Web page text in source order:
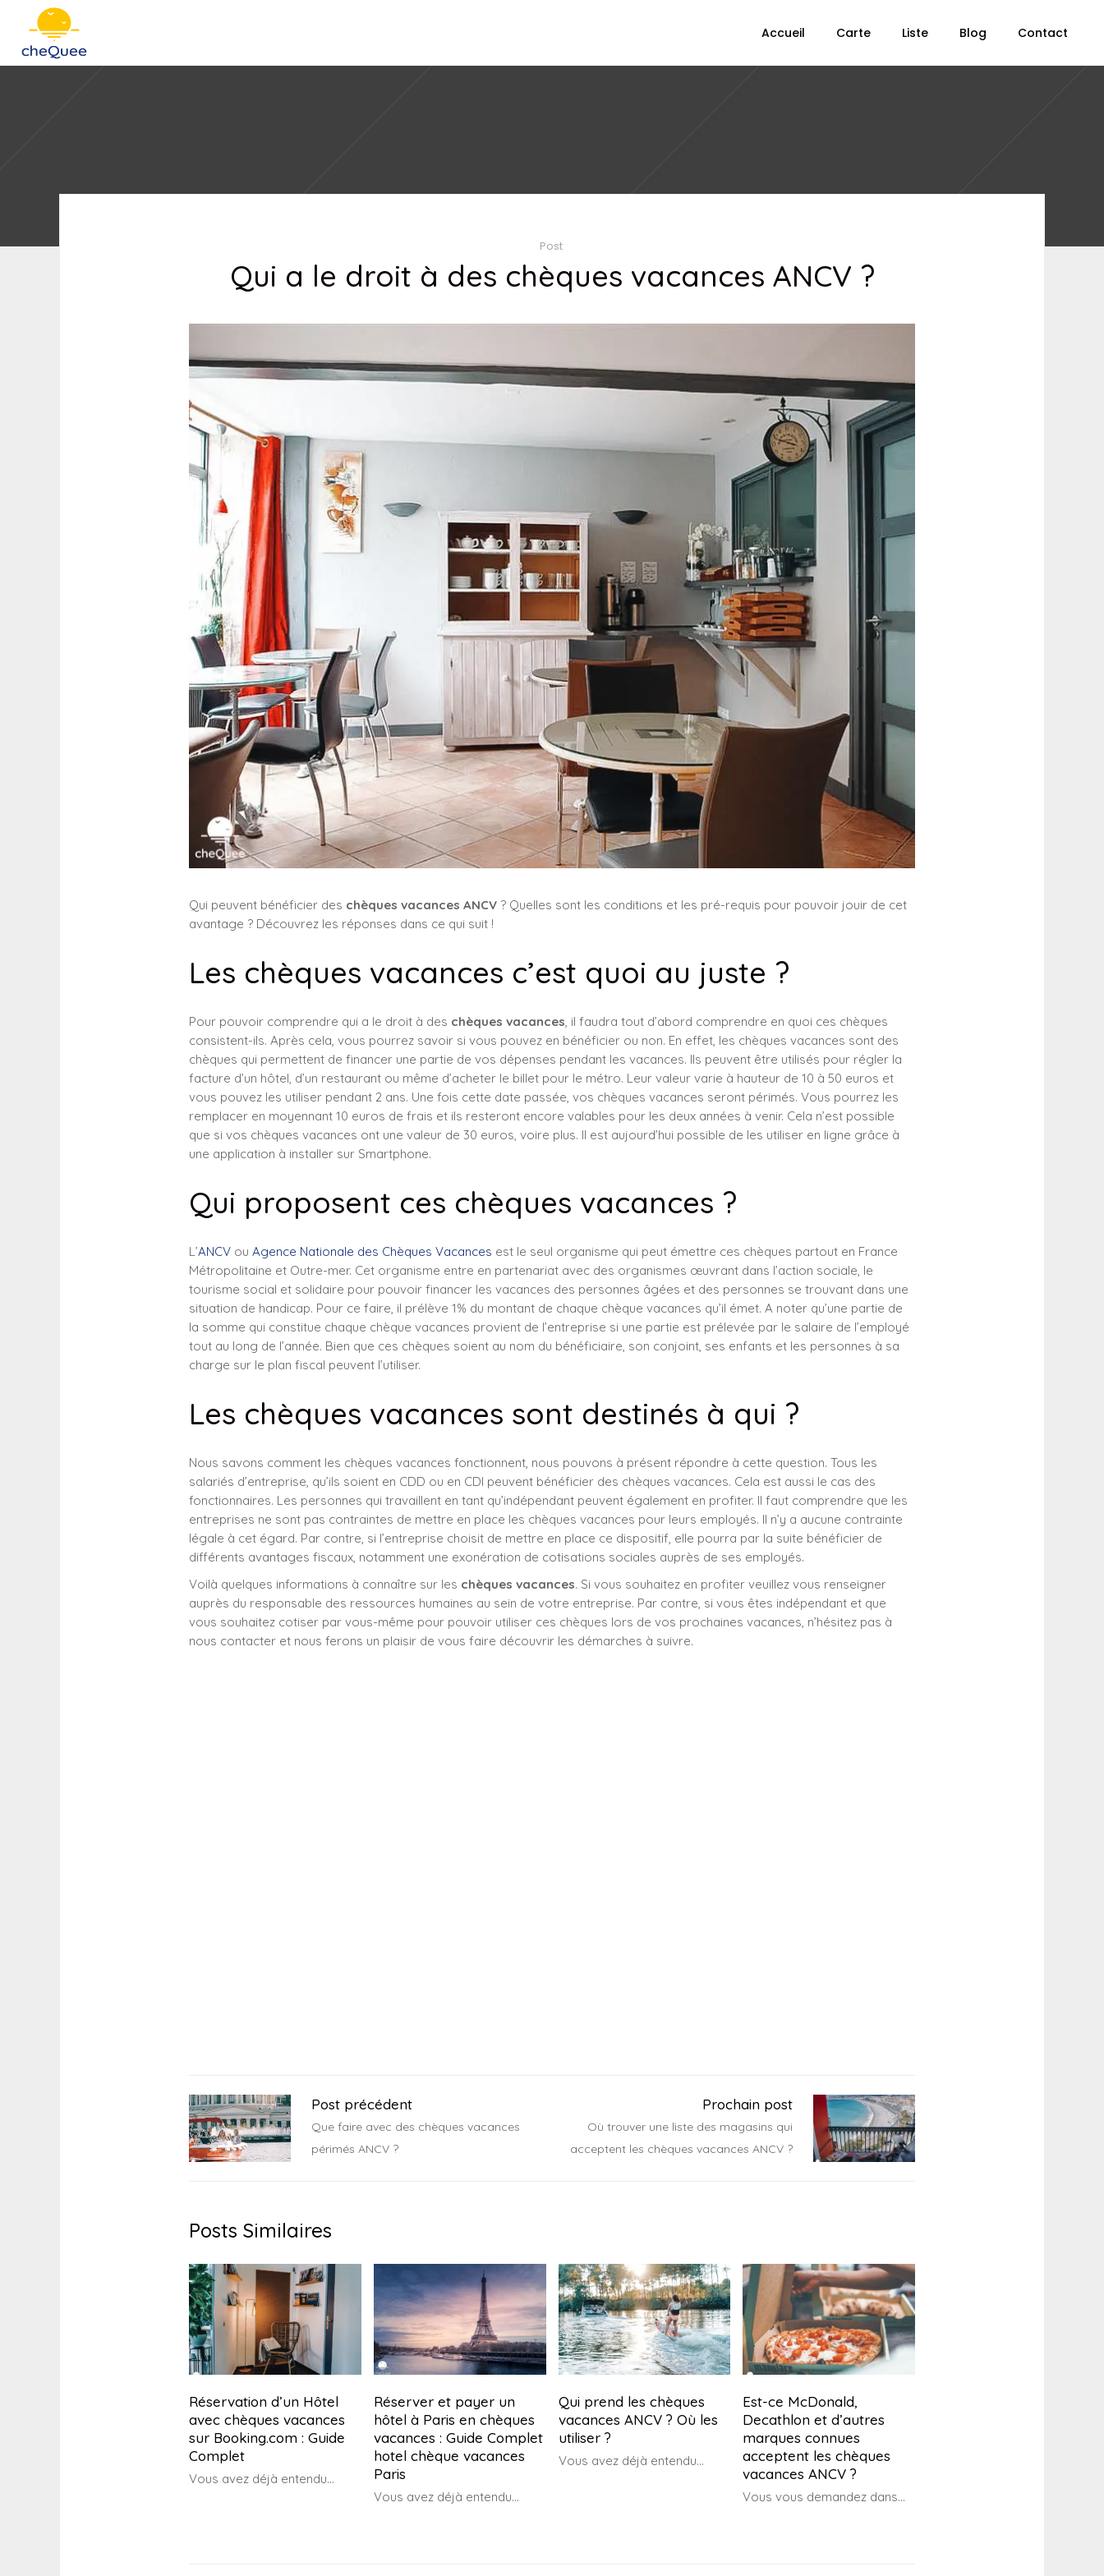
Accueil Carte Liste Blog Contact
Post
Qui a le droit à des chèques vacances ANCV ?
Qui peuvent bénéficier des chèques vacances ANCV? Quelles sont les conditions et les pré-requis pour pouvoir jouir de cet
avantage ? Découvrez les réponses dans ce qui suit !
Les chèques vacances c’est quoi au juste ?
Pour pouvoir comprendre qui a le droit à des chèques vacances, il faudra tout d’abord comprendre en quoi ces chèques
consistent-ils. Après cela, vous pourrez savoir si vous pouvez en bénéficier ou non. En effet, les chèques vacances sont des
chèques qui permettent de financer une partie de vos dépenses pendant les vacances. Ils peuvent être utilisés pour régler la
facture d’un hôtel, d’un restaurant ou même d’acheter le billet pour le métro. Leur valeur varie à hauteur de 10 à 50 euros et
vous pouvez les utiliser pendant 2 ans. Une fois cette date passée, vos chèques vacances seront périmés. Vous pourrez les
remplacer en moyennant 10 euros de frais et ils resteront encore valables pour les deux années à venir. Cela n’est possible
que si vos chèques vacances ont une valeur de 30 euros, voire plus. Il est aujourd’hui possible de les utiliser en ligne grâce à
une application à installer sur Smartphone.
Qui proposent ces chèques vacances ?
L’ANCVou Agence Nationale des Chèques Vacances est le seul organisme qui peut émettre ces chèques partout en France
Métropolitaine et Outre-mer. Cet organisme entre en partenariat avec des organismes œuvrant dans l’action sociale, le
tourisme social et solidaire pour pouvoir financer les vacances des personnes âgées et des personnes se trouvant dans une
situation de handicap. Pour ce faire, il prélève 1% du montant de chaque chèque vacances qu’il émet. A noter qu’une partie de
la somme qui constitue chaque chèque vacances provient de l’entreprise si une partie est prélevée par le salaire de l’employé
tout au long de l’année. Bien que ces chèques soient au nom du bénéficiaire, son conjoint, ses enfants et les personnes à sa
charge sur le plan fiscal peuvent l’utiliser.
Les chèques vacances sont destinés à qui ?
Nous savons comment les chèques vacances fonctionnent, nous pouvons à présent répondre à cette question. Tous les
salariés d’entreprise, qu’ils soient en CDD ou en CDI peuvent bénéficier des chèques vacances. Cela est aussi le cas des
fonctionnaires. Les personnes qui travaillent en tant qu’indépendant peuvent également en profiter. Il faut comprendre que les
entreprises ne sont pas contraintes de mettre en place les chèques vacances pour leurs employés. Il n’y a aucune contrainte
légale à cet égard. Par contre, si l’entreprise choisit de mettre en place ce dispositif, elle pourra par la suite bénéficier de
différents avantages fiscaux, notamment une exonération de cotisations sociales auprès de ses employés.
Voilà quelques informations à connaître sur les chèques vacances. Si vous souhaitez en profiter veuillez vous renseigner
auprès du responsable des ressources humaines au sein de votre entreprise. Par contre, si vous êtes indépendant et que
vous souhaitez cotiser par vous-même pour pouvoir utiliser ces chèques lors de vos prochaines vacances, n’hésitez pas à
nous contacter et nous ferons un plaisir de vous faire découvrir les démarches à suivre.
Post précédent
Que faire avec des chèques vacances
périmés ANCV ?
Prochain post
Où trouver une liste des magasins qui
acceptent les chèques vacances ANCV ?
Posts Similaires
Réservation d’un Hôtel
avec chèques vacances
sur Booking.com : Guide
Complet
Vous avez déjà entendu...
Réserver et payer un
hôtel à Paris en chèques
vacances : Guide Complet
hotel chèque vacances
Paris
Vous avez déjà entendu...
Qui prend les chèques
vacances ANCV ? Où les
utiliser ?
Vous avez déjà entendu...
Est-ce McDonald,
Decathlon et d’autres
marques connues
acceptent les chèques
vacances ANCV ?
Vous vous demandez dans...